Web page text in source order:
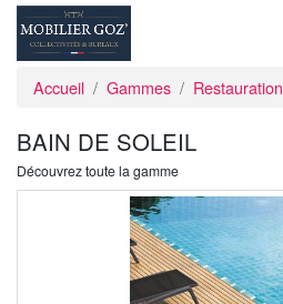
Accueil Gammes Restauration
BAIN DE SOLEIL
Découvrez toute la gamme